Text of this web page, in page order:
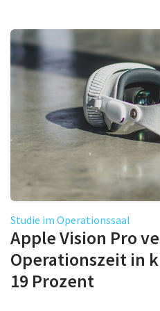
Studie im Operationssaal
Apple Vision Pro
Operationszeit in
19 Prozent